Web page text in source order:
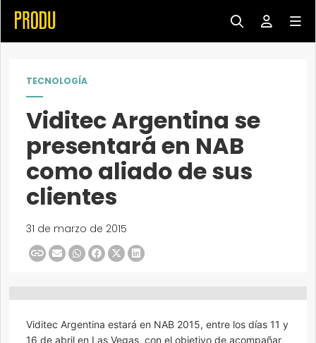
TECNOLOGÍA
Viditec Argentina se
presentará en NAB
como aliado de sus
clientes
31 de marzo de 2015
Viditec Argentina estará en NAB 2015, entre los días 11 y
16 de abril en Las Vegas, con el objetivo de acompañar